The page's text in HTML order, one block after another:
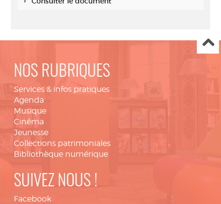
NOS RUBRIQUES
Services & infos pratiques
Agenda
Musique
Cinéma
Jeunesse
Collections patrimoniales
Bibliothèque numérique
SUIVEZ NOUS !
Facebook